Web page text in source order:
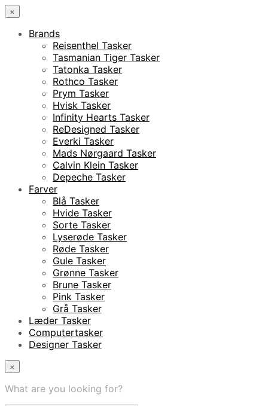
×
Brands
Reisenthel Tasker
Tasmanian Tiger Tasker
Tatonka Tasker
Rothco Tasker
Prym Tasker
Hvisk Tasker
Infinity Hearts Tasker
ReDesigned Tasker
Everki Tasker
Mads Nørgaard Tasker
Calvin Klein Tasker
Depeche Tasker
Farver
Blå Tasker
Hvide Tasker
Sorte Tasker
Lyserøde Tasker
Røde Tasker
Gule Tasker
Grønne Tasker
Brune Tasker
Pink Tasker
Grå Tasker
Læder Tasker
Computertasker
Designer Tasker
×
What are you looking for?